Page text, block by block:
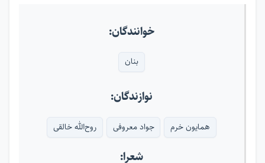
خوانندگان:
بنان
نوازندگان:
همایون خرم جواد معروفی روح‌الله خالقی
شعرا: